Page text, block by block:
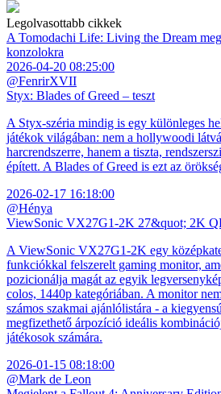
Legolvasottabb cikkek
A Tomodachi Life: Living the Dream
konzolokra
2026-04-20 08:25:00
@FenrirXVII
Styx: Blades of Greed – teszt
A Styx-széria mindig is egy különleges
játékok világában: nem a hollywoodi
harcrendszerre, hanem a tiszta,
épített. A Blades of Greed is ezt az
2026-02-17 16:18:00
@Hénya
ViewSonic VX27G1-2K 27&quot; 2K
A ViewSonic VX27G1-2K egy
funkciókkal felszerelt gaming monitor,
pozicionálja magát az egyik
colos, 1440p kategóriában. A monitor
számos szakmai ajánlólistára - a
megfizethető árpozíció ideális
játékosok számára.
2026-01-15 08:18:00
@Mark de Leon